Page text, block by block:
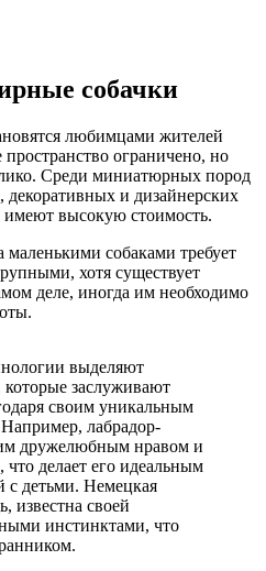
собачки
любимцами жителей
ограничено, но
Среди миниатюрных пород
и дизайнерских
имеют высокую стоимость.
маленькими собаками требует
хотя существует
деле, иногда им необходимо
выделяют
которые заслуживают
своим уникальным
Например, лабрадор-
дружелюбным нравом и
делает его идеальным
с детьми. Немецкая
известна своей
инстинктами, что